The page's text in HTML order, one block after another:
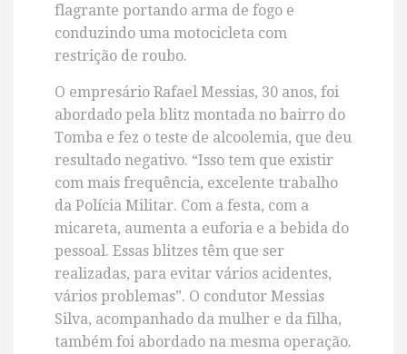
flagrante portando arma de fogo e
conduzindo uma motocicleta com
restrição de roubo.
O empresário Rafael Messias, 30 anos, foi
abordado pela blitz montada no bairro do
Tomba e fez o teste de alcoolemia, que deu
resultado negativo. “Isso tem que existir
com mais frequência, excelente trabalho
da Polícia Militar. Com a festa, com a
micareta, aumenta a euforia e a bebida do
pessoal. Essas blitzes têm que ser
realizadas, para evitar vários acidentes,
vários problemas”. O condutor Messias
Silva, acompanhado da mulher e da filha,
também foi abordado na mesma operação.